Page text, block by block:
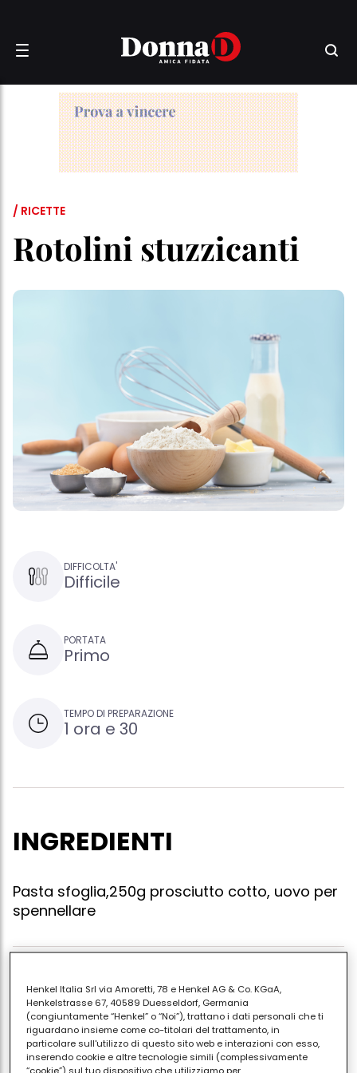
/ RICETTE
Rotolini stuzzicanti
DIFFICOLTA'
Difficile
PORTATA
Primo
TEMPO DI PREPARAZIONE
1 ora e 30
INGREDIENTI
Pasta sfoglia,250g prosciutto cotto, uovo per
spennellare
Stendere la sfoglia,ritagliare delle striscioline di
10*6cm e disponete su ciascuna striscia di pasta
delle fette di prosciutto cotto.arrotolate le
stricie,spennelate con l'uovo sbattuto. disponete i
rotolini su una teglia unta e cuocete in forno per 20
Henkel Italia Srl via Amoretti, 78 e Henkel AG & Co. KGaA,
Henkelstrasse 67, 40589 Duesseldorf, Germania
(congiuntamente “Henkel” o “Noi”), trattano i dati personali che ti
riguardano insieme come co-titolari del trattamento, in
particolare sull'utilizzo di questo sito web e interazioni con esso,
inserendo cookie e altre tecnologie simili (complessivamente